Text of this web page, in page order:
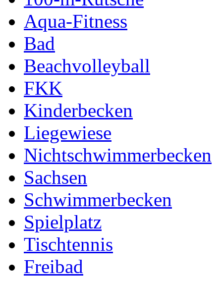
Aqua-Fitness
Bad
Beachvolleyball
FKK
Kinderbecken
Liegewiese
Nichtschwimmerbecken
Sachsen
Schwimmerbecken
Spielplatz
Tischtennis
Freibad